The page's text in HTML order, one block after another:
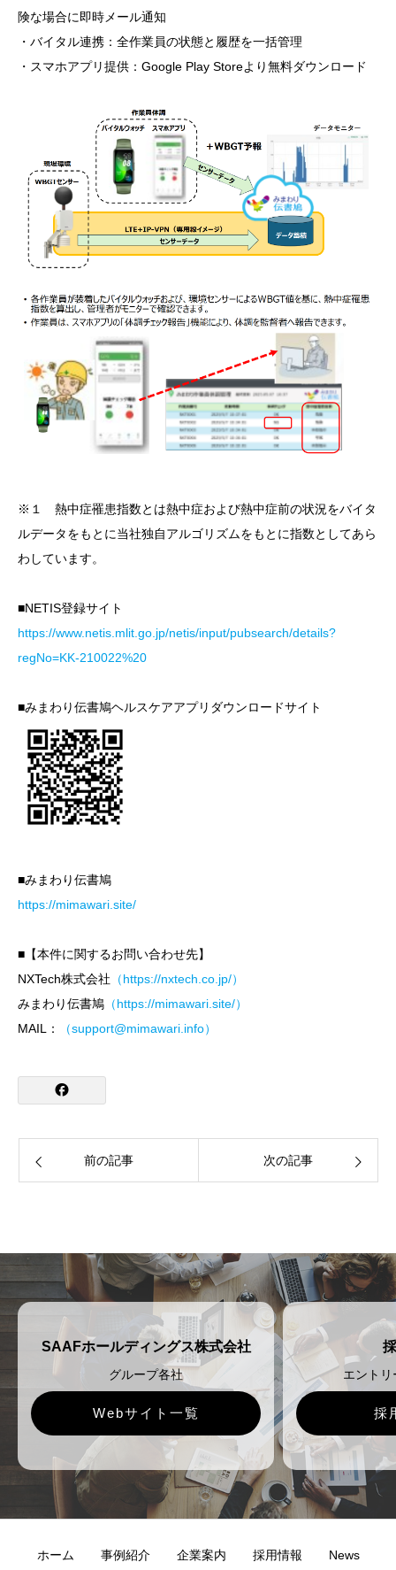
険な場合に即時メール通知
・バイタル連携：全作業員の状態と履歴を一括管理
・スマホアプリ提供：Google Play Storeより無料ダウンロード
※１ 熱中症罹患指数とは熱中症および熱中症前の状況をバイタ
ルデータをもとに当社独自アルゴリズムをもとに指数としてあら
わしています。
■NETIS登録サイト
https://www.netis.mlit.go.jp/netis/input/pubsearch/details?
regNo=KK-210022%20
■みまわり伝書鳩ヘルスケアアプリダウンロードサイト
■みまわり伝書鳩
https://mimawari.site/
■【本件に関するお問い合わせ先】
NXTech株式会社 （https://nxtech.co.jp/）
みまわり伝書鳩 （https://mimawari.site/）
MAIL：
（support@mimawari.info）
前の記事 次の記事
SAAFホールディングス株式会社
グループ各社
Webサイト一覧
エント
採
ホーム 事例紹介 企業案内 採用情報 News